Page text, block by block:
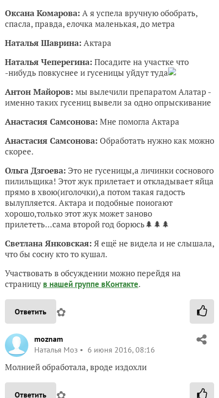
Оксана Комарова: А я успела вручную обобрать,
спасла, правда, елочка маленькая, до метра
Наталья Шаврина: Актара
Наталья Чеперегина: Посадите на участке что
-нибудь повкуснее и гусеницы уйдут туда
Антон Майоров: мы вылечили препаратом Алатар -
именно таких гусениц вывели за одно опрыскивание
Анастасия Самсонова: Мне помогла Актара
Анастасия Самсонова: Обработать нужно как можно
скорее.
Ольга Дзгоева: Это не гусеницы,а личинки соснового
пилильщика! Этот жук прилетает и откладывает яйца
прямо в хвою(иголочки),а потом такая гадость
вылупляется. Актара и подобные поиогают
хорошо,только этот жук может заново
прилететь...сама второй год борюсь🌲🌲🌲
Светлана Янковская: Я ещё не видела и не слышала,
что бы сосну кто то кушал.
Участвовать в обсуждении можно перейдя на
страницу в нашей группе вКонтакте.
Ответить ✿
moznam
Наталья Моз
6 июня 2016, 08:16
Молнией обработала, вроде издохли
Ответить ✿